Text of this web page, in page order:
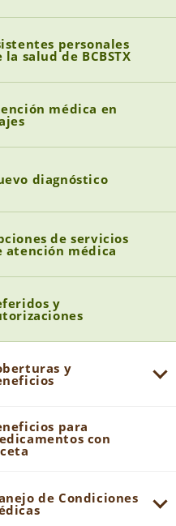
personales
la salud de BCBSTX
médica en
diagnóstico
de servicios
atención médica
y
y
para
con
de Condiciones